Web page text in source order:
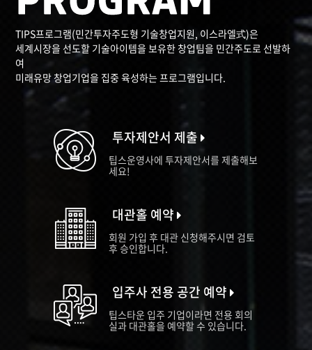
TIPS프로그램(민간투자주도형 기술창업지원, 이스라엘式)은
세계시장을 선도할 기술아이템을 보유한 창업팀을 민간주도로 선발하
여
미래유망 창업기업을 집중 육성하는 프로그램입니다.
투자제안서 제출
팁스운영사에 투자제안서를 제출해보
세요!
대관홀 예약
회원 가입 후 대관 신청해주시면 검토
후 승인합니다.
입주사 전용 공간 예약
팁스타운 입주 기업이라면 전용 회의
실과 대관홀을 예약할 수 있습니다.